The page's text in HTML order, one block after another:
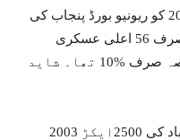
زمین فوج کے حوالے کی۔ 24 جون 2009 کو ریونیو بورڈ پنجاب کی
رپورٹ کے مطابق %62 لیزکی زمین صرف 56 اعلی عسکری
افسران میں بانٹی گئی۔ جبکہ انکا حصہ صرف %10 تھا۔ شاید
2003 میں تحصیل صادق آباد کے علاقے نوازآباد کی 2500ایکڑ